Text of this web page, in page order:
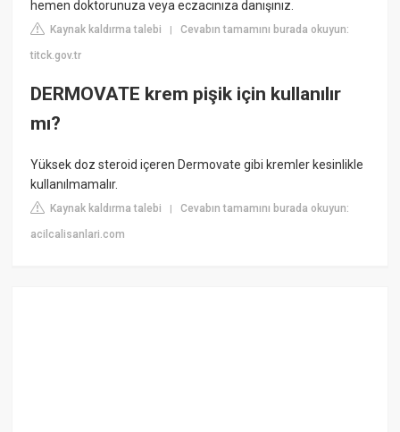
hemen doktorunuza veya eczacınıza danışınız.
Kaynak kaldırma talebi |Cevabın tamamını burada okuyun:
titck.gov.tr
DERMOVATE krem pişik için kullanılır
mı?
Yüksek doz steroid içeren Dermovate gibi kremler kesinlikle
kullanılmamalır.
Kaynak kaldırma talebi |Cevabın tamamını burada okuyun:
acilcalisanlari.com